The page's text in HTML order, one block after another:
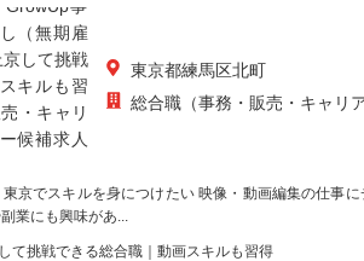
東京都練馬区北町
総合職（事務・販売・キャリ
東京でスキルを身につけたい 映像・動画編集の仕事
業にも興味があ...
て挑戦できる総合職｜動画スキルも習得